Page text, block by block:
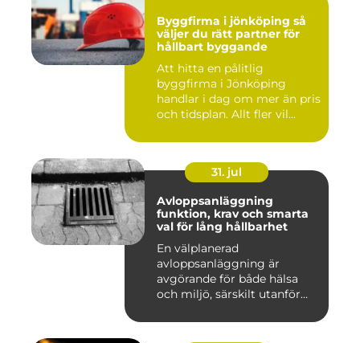
Byggfirma i jönköping så
väljer du rätt partner för
hållbart byggande
Att hitta en pålitlig
byggfirma i Jönköping
handlar i dag om mer än pris
och tidsplan. Allt fler vil...
31. jul
Avloppsanläggning
funktion, krav och smarta
val för lång hållbarhet
En välplanerad
avloppsanläggning är
avgörande för både hälsa
och miljö, särskilt utanför